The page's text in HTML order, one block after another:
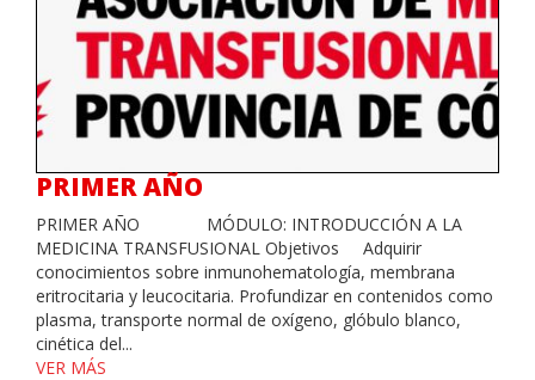
PRIMER AÑO
PRIMER AÑO MÓDULO: INTRODUCCIÓN A LA
MEDICINA TRANSFUSIONAL Objetivos Adquirir
conocimientos sobre inmunohematología, membrana
eritrocitaria y leucocitaria. Profundizar en contenidos como
plasma, transporte normal de oxígeno, glóbulo blanco,
cinética del...
VER MÁS